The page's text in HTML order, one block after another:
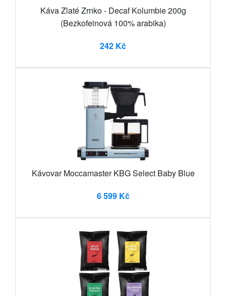
Káva Zlaté Zrnko - Decaf Kolumbie 200g
(Bezkofeinová 100% arabika)
242 Kč
Kávovar Moccamaster KBG Select Baby Blue
6 599 Kč